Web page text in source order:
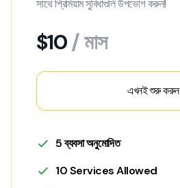
সাথে প্রিমিয়াম সুবিধাগুলি উপভোগ করুন!
$10/ মাস
এখনই শুরু করুন
5 ব্যবসা অনুমোদিত
10 Services Allowed